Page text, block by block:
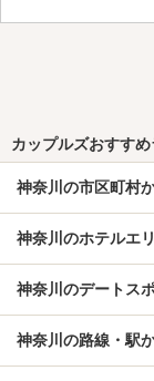
カップルズおすす
神奈川の市区町村
神奈川のホテルエ
神奈川のデートス
神奈川の路線・駅